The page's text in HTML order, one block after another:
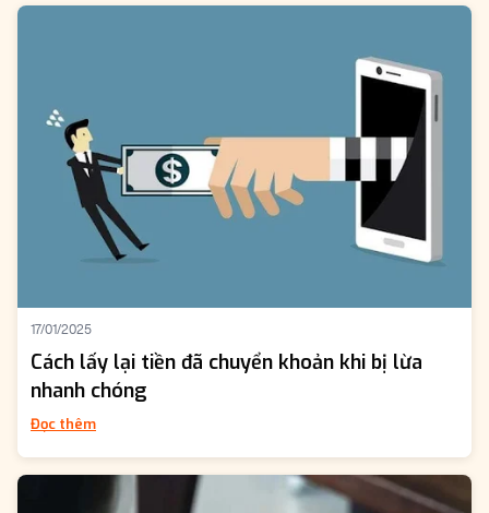
17/01/2025
Cách lấy lại tiền đã chuyển khoản khi bị lừa
nhanh chóng
Đọc thêm